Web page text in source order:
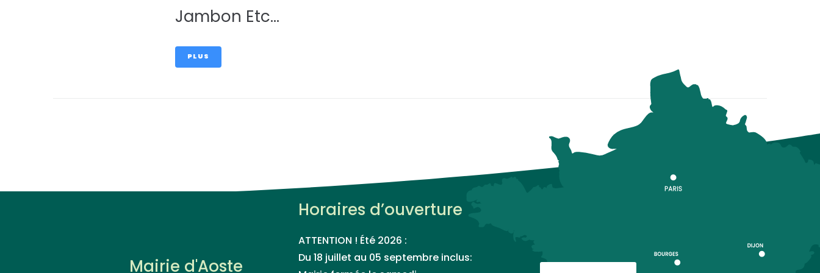
Jambon Etc…
PLUS
Mairie d'Aoste
Horaires d’ouverture
ATTENTION ! Été 2026 :
Du 18 juillet au 05 septembre inclus: